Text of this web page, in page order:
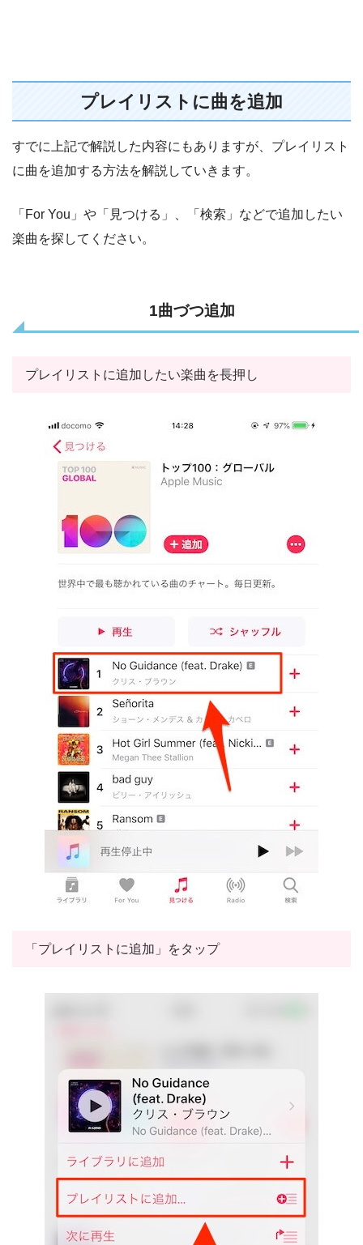
プレイリストに曲を追加
すでに上記で解説した内容にもありますが、プレイリスト
に曲を追加する方法を解説していきます。
「For You」や「見つける」、「検索」などで追加したい
楽曲を探してください。
1曲づつ追加
プレイリストに追加したい楽曲を長押し
「プレイリストに追加」をタップ